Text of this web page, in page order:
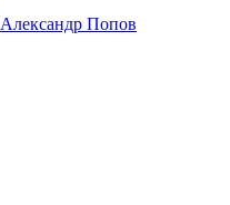
Александр Попов